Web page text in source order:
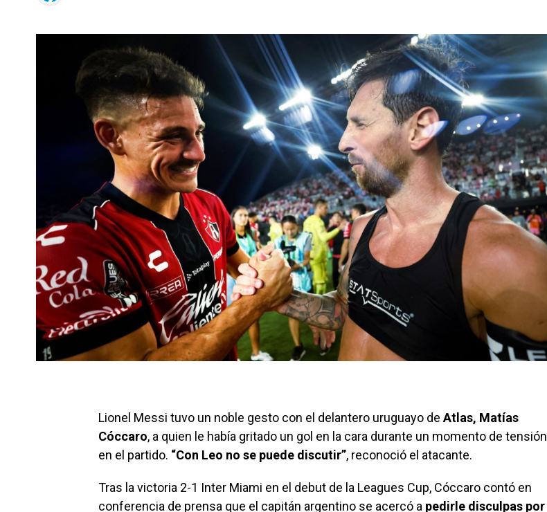
Lionel Messi tuvo un noble gesto con el delantero uruguayo de Atlas, Matías
Cóccaro, a quien le había gritado un gol en la cara durante un momento de tensión
en el partido. “Con Leo no se puede discutir”, reconoció el atacante.
Tras la victoria 2-1 Inter Miami en el debut de la Leagues Cup, Cóccaro contó en
conferencia de prensa que el capitán argentino se acercó a pedirle disculpas por